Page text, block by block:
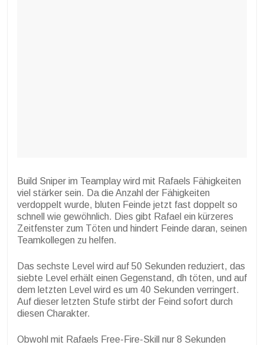
Build Sniper im Teamplay wird mit Rafaels Fähigkeiten
viel stärker sein. Da die Anzahl der Fähigkeiten
verdoppelt wurde, bluten Feinde jetzt fast doppelt so
schnell wie gewöhnlich. Dies gibt Rafael ein kürzeres
Zeitfenster zum Töten und hindert Feinde daran, seinen
Teamkollegen zu helfen.
Das sechste Level wird auf 50 Sekunden reduziert, das
siebte Level erhält einen Gegenstand, dh töten, und auf
dem letzten Level wird es um 40 Sekunden verringert.
Auf dieser letzten Stufe stirbt der Feind sofort durch
diesen Charakter.
Obwohl mit Rafaels Free-Fire-Skill nur 8 Sekunden